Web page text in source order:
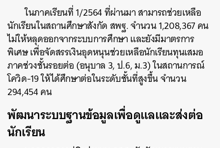
ในภาคเรียนที่ 1/2564 ที่ผ่านมา สามารถช่วยเหลือ
นักเรียนในสถานศึกษาสังกัด สพฐ. จำนวน 1,208,367 คน
ไม่ให้หลุดออกจากระบบการศึกษา และยังมีมาตรการ
พิเศษ เพื่อจัดสรรเงินอุดหนุนช่วยเหลือนักเรียนทุนเสมอ
ภาคช่วงชั้นรอยต่อ (อนุบาล 3, ป.6, ม.3) ในสถานการณ์
โควิด-19 ให้ได้ศึกษาต่อในระดับชั้นที่สูงขึ้น จำนวน
294,454 คน
พัฒนาระบบฐานข้อมูลเพื่อดูแลและส่งต่อ
นักเรียน